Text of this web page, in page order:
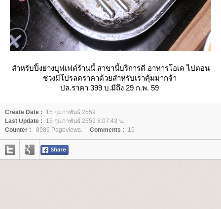
สำหรับปิ้งย่างบุฟเฟต์ร้านนี้ สาขานี้บริการดี อาหารโอเค ไปตอน
ช่วงมีโปรลดราคาด้วยสำหรับเราคุ้มมากจ้า
ปล.ราคา 399 บ.มีถึง 29 ก.พ. 59
Create Date :
15 กุมภาพันธ์ 2559
Last Update :
15 กุมภาพันธ์ 2559 8:07:43 น.
Counter :
8986 Pageviews. Comments : 15